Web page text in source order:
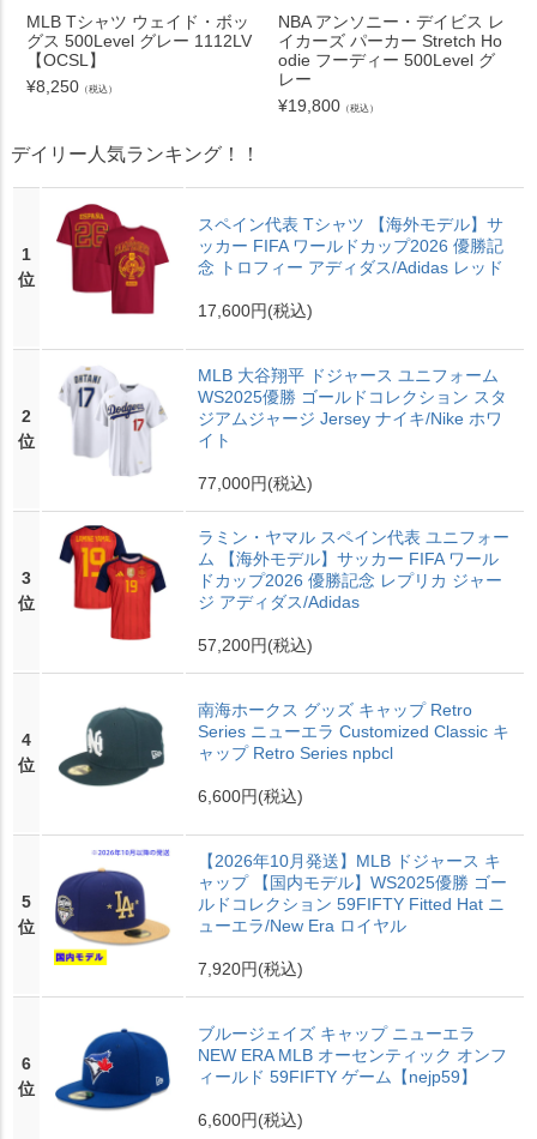
MLB Tシャツ ウェイド・ボッ
グス 500Level グレー 1112LV
【OCSL】
¥8,250 （税込）
NBA アンソニー・デイビス レ
イカーズ パーカー Stretch Ho
odie フーディー 500Level グ
レー
¥19,800 （税込）
デイリー人気ランキング！！
1
位
スペイン代表 Tシャツ 【海外モデル】サ
ッカー FIFA ワールドカップ2026 優勝記
念 トロフィー アディダス/Adidas レッド
17,600円(税込)
2
位
MLB 大谷翔平 ドジャース ユニフォーム
WS2025優勝 ゴールドコレクション スタ
ジアムジャージ Jersey ナイキ/Nike ホワ
イト
77,000円(税込)
3
位
ラミン・ヤマル スペイン代表 ユニフォー
ム 【海外モデル】サッカー FIFA ワール
ドカップ2026 優勝記念 レプリカ ジャー
ジ アディダス/Adidas
57,200円(税込)
4
位
南海ホークス グッズ キャップ Retro
Series ニューエラ Customized Classic キ
ャップ Retro Series npbcl
6,600円(税込)
5
位
【2026年10月発送】MLB ドジャース キ
ャップ 【国内モデル】WS2025優勝 ゴー
ルドコレクション 59FIFTY Fitted Hat ニ
ューエラ/New Era ロイヤル
7,920円(税込)
6
位
ブルージェイズ キャップ ニューエラ
NEW ERA MLB オーセンティック オンフ
ィールド 59FIFTY ゲーム【nejp59】
6,600円(税込)